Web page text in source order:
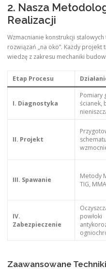
2. Nasza
Realizacji
Wzmacnianie konstrukcji
rozwiązań „na oko”. Każdy projekt
wiedzę z zakresu mechaniki
Etap Procesu
I. Diagnostyka
Pomiary
ścianek,
II. Projekt
schematu
III. Spawanie
Metody
TIG, MMA
IV.
Zabezpieczenie
powłoki
Zaawansowane